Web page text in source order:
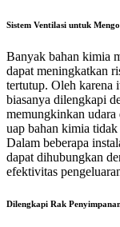
Sistem Ventilasi untuk
Banyak bahan kimia
dapat meningkatkan
tertutup. Oleh karena
biasanya dilengkapi
memungkinkan udara
uap bahan kimia
Dalam beberapa
dapat dihubungkan
efektivitas
Dilengkapi Rak